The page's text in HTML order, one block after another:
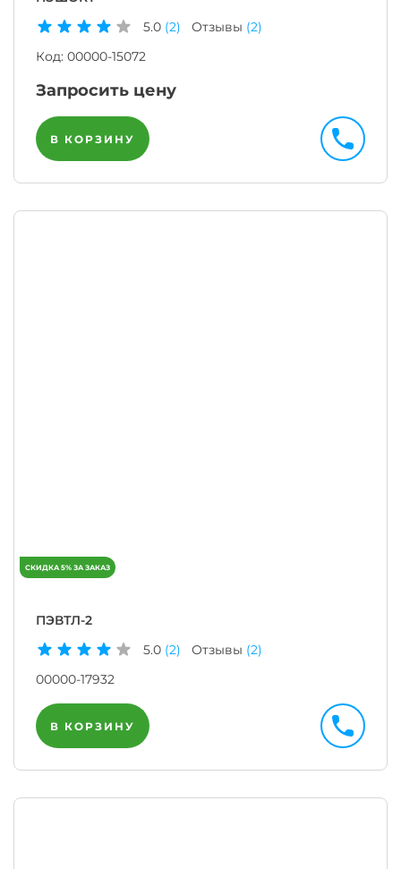
5.0 (2) Отзывы (2)
Код: 00000-15072
Запросить цену
В КОРЗИНУ
ПЭВТЛ-2
5.0 (2) Отзывы (2)
00000-17932
В КОРЗИНУ